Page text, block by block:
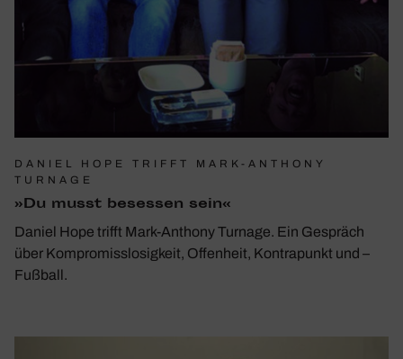
DANIEL HOPE TRIFFT MARK-ANTHONY
TURNAGE
»Du musst besessen sein«
Daniel Hope trifft Mark-Anthony Turnage. Ein Gespräch
über Kompromisslosigkeit, Offenheit, Kontrapunkt und –
Fußball.